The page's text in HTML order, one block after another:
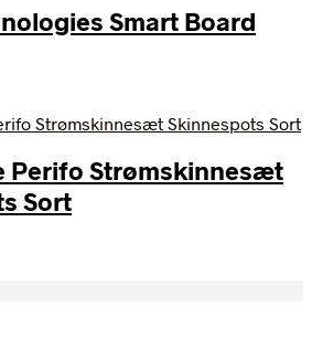
Smart Board
Perifo Strømskinnesæt
Sort